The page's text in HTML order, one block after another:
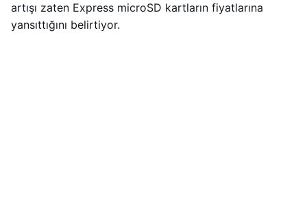
artışı zaten Express microSD kartların fiyatlarına
yansıttığını belirtiyor.